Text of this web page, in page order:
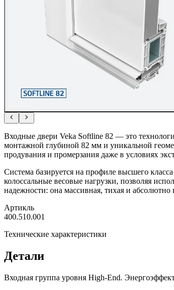
Входные двери Veka Softline 82 — это
монтажной глубиной 82 мм и уникальной
продувания и промерзания даже в условиях
Система базируется на профиле высшего
колоссальные весовые нагрузки, позволяя
надежности: она массивная, тихая и абсолютно
Артикль
400.510.001
Технические характеристики
Детали
Входная группа уровня High-End.